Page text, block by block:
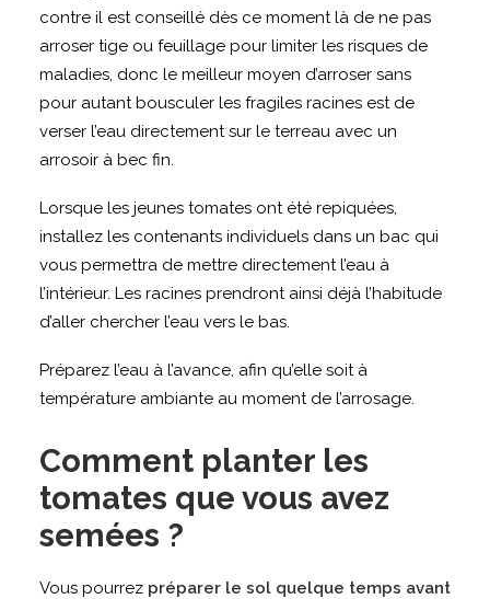
contre il est conseillé dès ce moment là de ne pas
arroser tige ou feuillage pour limiter les risques de
maladies, donc le meilleur moyen d’arroser sans
pour autant bousculer les fragiles racines est de
verser l’eau directement sur le terreau avec un
arrosoir à bec fin.
Lorsque les jeunes tomates ont été repiquées,
installez les contenants individuels dans un bac qui
vous permettra de mettre directement l’eau à
l’intérieur. Les racines prendront ainsi déjà l’habitude
d’aller chercher l’eau vers le bas.
Préparez l’eau à l’avance, afin qu’elle soit à
température ambiante au moment de l’arrosage.
Comment planter les
tomates que vous avez
semées ?
Vous pourrez préparer le sol quelque temps avant